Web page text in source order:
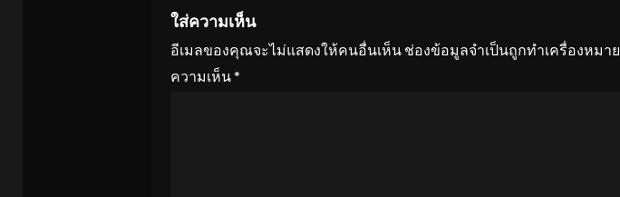
ใส่ความเห็น
อีเมลของคุณจะไม่แสดงให้คนอื่นเห็น ช่องข้อมูลจำเป็นถูกทำเครื่องหมาย
ความเห็น*